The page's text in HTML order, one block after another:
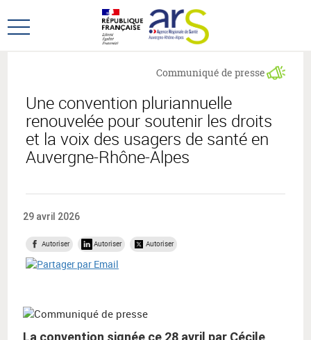
au
menu
au
contenu
Ouvrir
Une convention pluriannuelle
renouvelée pour soutenir les droits
et la voix des usagers de santé en
Auvergne-Rhône-Alpes
Communiqué de presse
29 avril 2026
Autoriser Autoriser Autoriser
La convention signée ce 28 avril par Cécile